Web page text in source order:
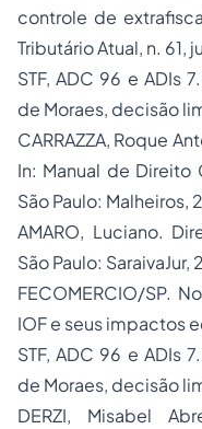
controle de
Tributário Atual, n. 61,
STF, ADC 96 e ADIs
de Moraes, decisão
CARRAZZA, Roque
In: Manual de Direito
São Paulo: Malheiros,
AMARO, Luciano.
São Paulo: SaraivaJur,
FECOMERCIO/SP.
IOF e seus impactos
STF, ADC 96 e ADIs
de Moraes, decisão
DERZI, Misabel